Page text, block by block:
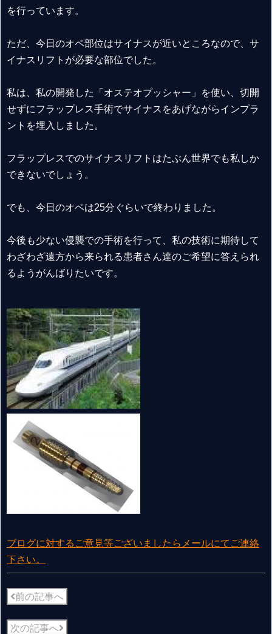
を行っています。
ただ、今日のオペ部位はサイナスが近いところなので、サ
イナスリフトが必要な部位でした。
私は、私の開発した「オステオプッシャー」を使い、切開
せずにフラップレス手術でサイナスをあげながらインプラ
ントを埋入しました。
フラップレスでのサイナスリフトはたぶん世界でも私しか
できないでしょう。
でも、今日のオペは25分ぐらいで終わりました。
今後も少ない侵襲での手術を行って、私の技術に期待して
わざわざ遠方から来られる患者さん達のご希望に答えられ
るようがんばりたいです。
ブログに対するご意見等ございましたらメールにてご連絡
下さい。
前の記事へ
次の記事へ